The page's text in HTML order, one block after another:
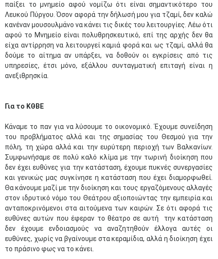
παίξει το μνημείο αφού νομίζω ότι είναι σημαντικότερο του
Λευκού Πύργου. Όσον αφορά την δήλωσή μου για τζαμί, δεν καλώ
κανέναν μουσουλμάνο να κάνει τις δικές του λειτουργίες. Λέω ότι
αφού το Μνημείο είναι πολυθρησκευτικό, επί της αρχής δεν θα
είχα αντίρρηση να λειτουργεί καμιά φορά και ως τζαμί, αλλά θα
δούμε το αίτημα αν υπάρξει, να δοθούν οι εγκρίσεις από τις
υπηρεσίες, έτσι μόνο, εξάλλου συνταγματική επιταγή είναι η
ανεξιθρησκία.
Για το ΚΘΒΕ
Κάναμε το παν για να λύσουμε το οικονομικό. Έχουμε συνείδηση
του προβλήματος αλλά και της σημασίας του Θεσμού για την
πόλη, τη χώρα αλλά και την ευρύτερη περιοχή των Βαλκανίων.
Συμφωνήσαμε σε πολύ καλό κλίμα με την τωρινή διοίκηση που
δεν έχει ευθύνες για την κατάσταση, έχουμε πυκνές συνεργασίες
και γενικώς μας συγκίνησε η κατάσταση που έχει διαμορφωθεί.
Θα κάνουμε μαζί με την διοίκηση και τους εργαζόμενους αλλαγές
στον ιδρυτικό νόμο του Θεάτρου αξιοποιώντας την εμπειρία και
ανταποκρινόμενοι στα αιτούμενα των καιρών. Σε ότι αφορά τις
ευθύνες αυτών που έφεραν το θέατρο σε αυτή την κατάσταση
δεν έχουμε ενδοιασμούς να αναζητηθούν έλλογα αυτές οι
ευθύνες, χωρίς να βγαίνουμε στα κεραμίδια, αλλά η διοίκηση έχει
το πράσινο φως να το κάνει.